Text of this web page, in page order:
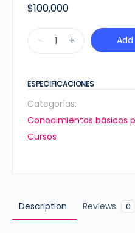
$100,000
Enfermedades
prevalentes
la
primera
infancia
cantidad
- +
ESPECIFICACIONES
Categorías:
Conocimientos básicos
Cursos
Description Reviews 0